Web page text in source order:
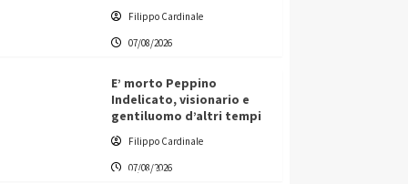
Filippo Cardinale
07/08/2026
E’ morto Peppino
Indelicato, visionario e
gentiluomo d’altri tempi
Filippo Cardinale
07/08/2026
L’ingegnere saccense Buscarnera
partner chiave di un progetto
transnazionale per la transizione